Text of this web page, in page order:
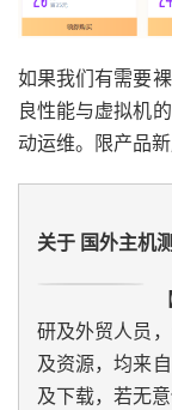
如果我们有需要
良性能与虚拟机
动运维。限产品新
关于 国外主机
研及外贸人员
及资源，均来
及下载，若无